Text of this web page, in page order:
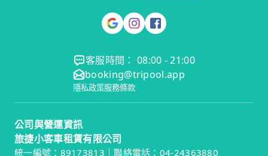
客服時間： 08:00 - 21:00
booking@tripool.app
隱私政策服務條款
公司與營運資訊
旅捷小客車租賃有限公司
統一編號：89173813｜聯絡電話：04-24363880